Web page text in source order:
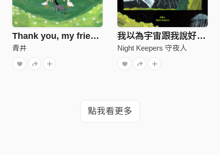
Thank you, my friend ! (DEMO)
青井
我以為宇宙跟我說好了（年末重下訂單版）
Night Keepers 守夜人
點我看更多